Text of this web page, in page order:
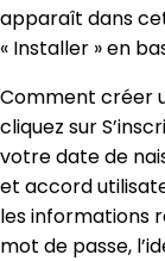
apparaît dans
« Installer » en
Comment créer
cliquez sur
votre date de
et accord
les informations
mot de passe,